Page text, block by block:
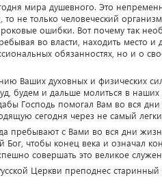
мира душевного. Это
то не только человеческий
ошибки. Вот почему так
во власти, находить место и
обязанностях, но и о
Ваших духовных и физических
будем и дальше молиться в
Господь помогал Вам во вся
сегодня через не самый
пребывают с Вами во вся дни
Бог, чтобы конец века и означал
совершать это великое
Церкви преподнес